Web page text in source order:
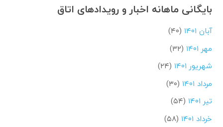
بایگانی ماهانه اخبار و رویدادهای اتاق
آبان ۱۴۰۱
(۴۰)
مهر ۱۴۰۱
(۳۲)
شهریور ۱۴۰۱
(۲۴)
مرداد ۱۴۰۱
(۳۰)
تیر ۱۴۰۱
(۵۴)
خرداد ۱۴۰۱
(۵۸)